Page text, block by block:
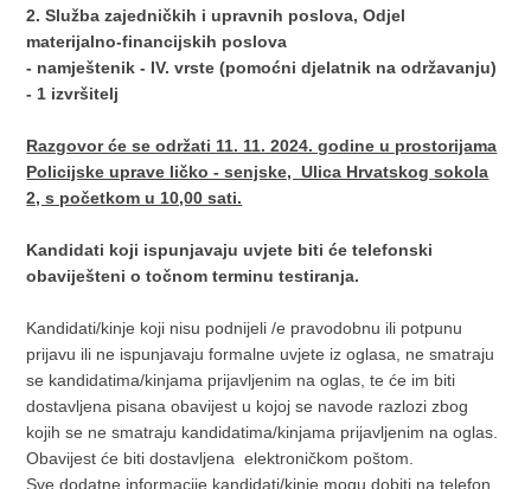
2. Služba zajedničkih i upravnih poslova, Odjel
materijalno-financijskih poslova
- namještenik - IV. vrste (pomoćni djelatnik na održavanju)
- 1 izvršitelj
Razgovor će se održati 11. 11. 2024. godine u prostorijama
Policijske uprave ličko - senjske, Ulica Hrvatskog sokola
2, s početkom u 10,00 sati.
Kandidati koji ispunjavaju uvjete biti će telefonski
obaviješteni o točnom terminu testiranja.
Kandidati/kinje koji nisu podnijeli /e pravodobnu ili potpunu
prijavu ili ne ispunjavaju formalne uvjete iz oglasa, ne smatraju
se kandidatima/kinjama prijavljenim na oglas, te će im biti
dostavljena pisana obavijest u kojoj se navode razlozi zbog
kojih se ne smatraju kandidatima/kinjama prijavljenim na oglas.
Obavijest će biti dostavljena elektroničkom poštom.
Sve dodatne informacije kandidati/kinje mogu dobiti na telefon